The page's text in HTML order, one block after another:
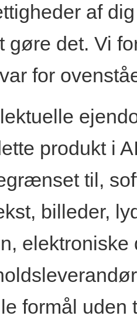
af
gøre det. Vi
for
produkt i
til,
billeder,
formål uden